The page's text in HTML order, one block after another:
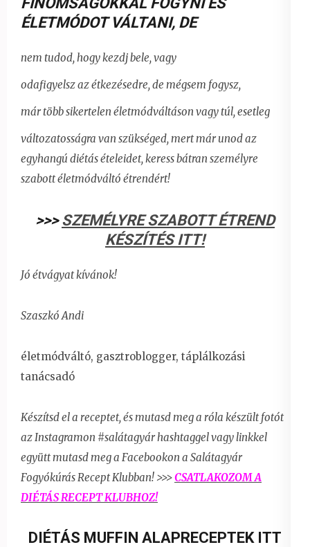
ÉLETMÓDOT VÁLTANI, DE
nem tudod, hogy kezdj bele, vagy
odafigyelsz az étkezésedre, de mégsem fogysz,
már több sikertelen életmódváltáson vagy túl, esetleg
változatosságra van szükséged, mert már unod az
egyhangú diétás ételeidet, keress bátran személyre
szabott életmódváltó étrendért!
>>>SZEMÉLYRE SZABOTT ÉTREND
KÉSZÍTÉS ITT!
Jó étvágyat kívánok!
Szaszkó Andi
életmódváltó, gasztroblogger, táplálkozási
tanácsadó
Készítsd el a receptet, és mutasd meg a róla készült fotót
az Instagramon #salátagyár hashtaggel vagy linkkel
együtt mutasd meg a Facebookon a Salátagyár
Fogyókúrás Recept Klubban! >>>CSATLAKOZOM A
DIÉTÁS RECEPT KLUBHOZ!
DIÉTÁS MUFFIN ALAPRECEPTEK ITT